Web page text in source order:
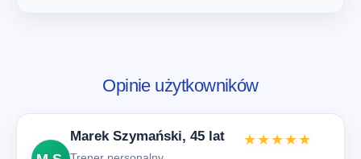
Opinie użytkowników
Marek Szymański, 45 lat ★★★★★